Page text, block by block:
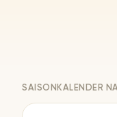
SAISONKALENDER